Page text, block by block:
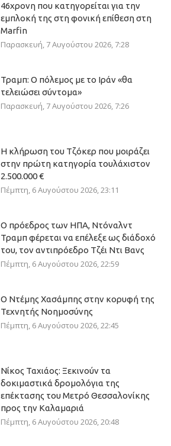
46χρονη που κατηγορείται για την
εμπλοκή της στη φονική επίθεση στη
Marfin
Παρασκευή, 7 Αυγούστου 2026, 7:28
Τραμπ: Ο πόλεμος με το Ιράν «θα
τελειώσει σύντομα»
Παρασκευή, 7 Αυγούστου 2026, 7:26
Η κλήρωση του Τζόκερ που μοιράζει
στην πρώτη κατηγορία τουλάχιστον
2.500.000 €
Πέμπτη, 6 Αυγούστου 2026, 23:11
Ο πρόεδρος των ΗΠΑ, Ντόναλντ
Τραμπ φέρεται να επέλεξε ως διάδοχό
του, τον αντιπρόεδρο Τζέι Ντι Βανς
Πέμπτη, 6 Αυγούστου 2026, 22:59
Ο Ντέμης Χασάμπης στην κορυφή της
Τεχνητής Νοημοσύνης
Πέμπτη, 6 Αυγούστου 2026, 22:45
Νίκος Ταχιάος: Ξεκινούν τα
δοκιμαστικά δρομολόγια της
επέκτασης του Μετρό Θεσσαλονίκης
προς την Καλαμαριά
Πέμπτη, 6 Αυγούστου 2026, 20:48